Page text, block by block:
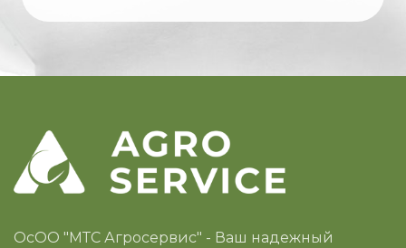
ОсОО "МТС Агросервис" - Ваш надежный